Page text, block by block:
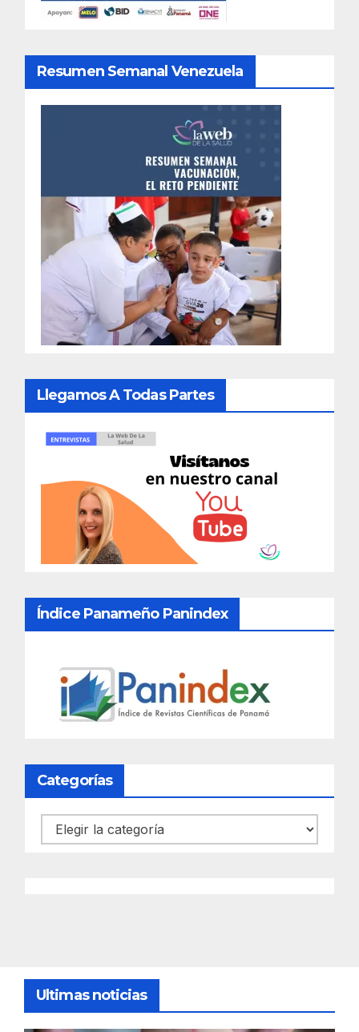
Resumen Semanal Venezuela
Llegamos A Todas Partes
Índice Panameño Panindex
Categorías
Categorías
Ultimas noticias